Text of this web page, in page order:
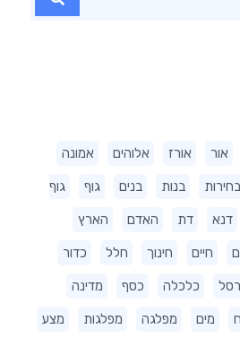
אור אורז אלוהים אמונה
בחירות בנות בנים גוף גוף
דנא דת האדם הארץ
חיים חינוך חלל כדור
כלכלה כסף מדינה
מים מפלגה מפלגות מצע